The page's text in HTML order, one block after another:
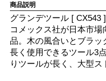
商品説明
グランデツール [ CX543 ]
コメックス社が日本市
品。木の風合いとブラッ
長く使用できるツール3
りツールが長く、大型ス